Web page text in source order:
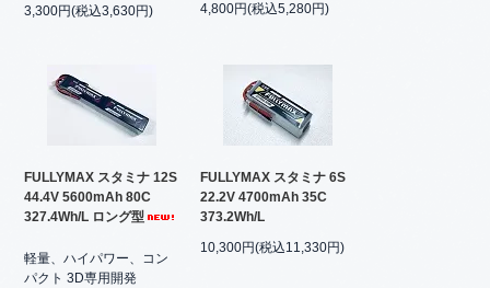
3,300円(税込3,630円)
4,800円(税込5,280円)
FULLYMAX スタミナ 12S
44.4V 5600mAh 80C
327.4Wh/L ロング型
軽量、ハイパワー、コン
パクト 3D専用開発
FULLYMAX スタミナ 6S
22.2V 4700mAh 35C
373.2Wh/L
10,300円(税込11,330円)